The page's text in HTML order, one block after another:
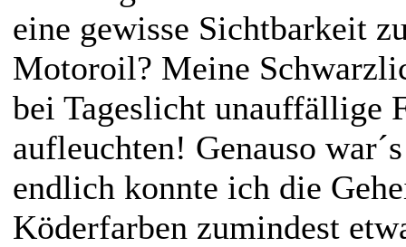
eine gewisse Sichtbarkeit
Motoroil? Meine
bei Tageslicht unauffällige
aufleuchten! Genauso
endlich konnte ich die
Köderfarben zumindest